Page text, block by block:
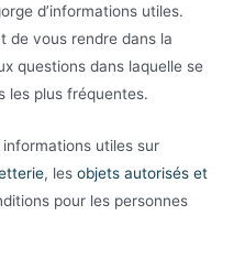
d’informations utiles.
de vous rendre dans la
questions dans laquelle se
les plus fréquentes.
utiles sur
, les objets autorisés et
pour les personnes